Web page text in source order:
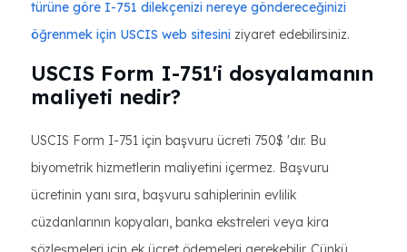
türüne göre I-751 dilekçenizi nereye göndereceğinizi
öğrenmek için USCIS web sitesini ziyaret edebilirsiniz.
USCIS Form I-751'i dosyalamanın
maliyeti nedir?
USCIS Form I-751 için başvuru ücreti 750$ 'dır. Bu
biyometrik hizmetlerin maliyetini içermez. Başvuru
ücretinin yanı sıra, başvuru sahiplerinin evlilik
cüzdanlarının kopyaları, banka ekstreleri veya kira